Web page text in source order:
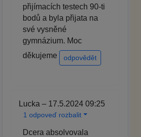
přijímacích testech 90-ti
bodů a byla přijata na
své vysněné
gymnázium. Moc
děkujeme
odpovědět
Lucka – 17.5.2024 09:25
1 odpoveď rozbalit
Dcera absolvovala